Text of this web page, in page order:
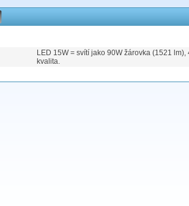
LED 15W = svítí jako 90W žárovka (1521
kvalita.